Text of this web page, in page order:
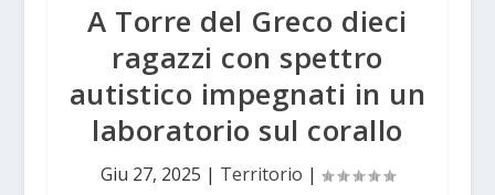
A Torre del Greco dieci
ragazzi con spettro
autistico impegnati in un
laboratorio sul corallo
Giu 27, 2025 | Territorio |